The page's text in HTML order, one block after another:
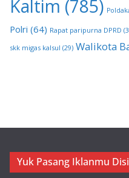
Kaltim (785)
Polri (64) Rapat paripurna DPRD
skk migas kalsul (29) Walikota
Yuk Pasang Iklanmu